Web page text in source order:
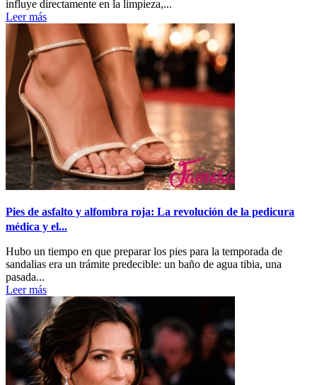
influye directamente en la limpieza,...
Leer más
Pies de asfalto y alfombra roja: La revolución de la pedicura
médica y el...
Hubo un tiempo en que preparar los pies para la temporada de
sandalias era un trámite predecible: un baño de agua tibia, una
pasada...
Leer más